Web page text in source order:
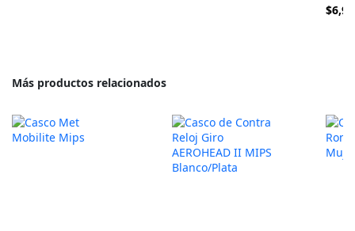
Precio
Más productos relacionados